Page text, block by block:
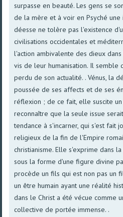
surpasse en beauté. Les gens se
de la mère et à voir en Psyché une
déesse ne tolère pas l'existence
civilisations occidentales et
l'action ambivalente des dieux
vis de leur humanisation. Il semble
perdu de son actualité. . Vénus, la
poussée de ses affects et de ses
réflexion ; de ce fait, elle suscite
reconnaître que la seule issue
tendance à s'incarner, qui s'est fait
religieux de la fin de l'Empire
christianisme. Elle s'exprime dans
sous la forme d'une figure divine
procède un fils qui est non pas un
un être humain ayant une réalité
dans le Christ a été vécue comme
collective de portée immense. .